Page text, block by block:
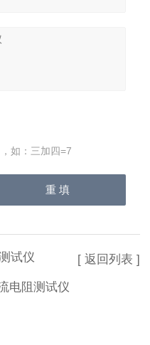
如：三加四=7
试仪
电阻测试仪
[ 返回列表 ]